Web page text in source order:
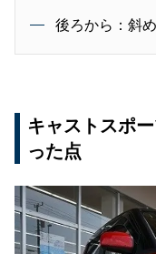
後ろから：斜
キャストスポ
った点